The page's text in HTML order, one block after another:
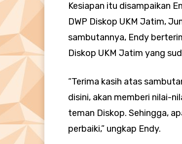
Kesiapan itu disampaikan
DWP Diskop UKM Jatim,
sambutannya, Endy
Diskop UKM Jatim yang
“Terima kasih atas
disini, akan memberi nilai-
teman Diskop. Sehingga,
perbaiki,” ungkap Endy.